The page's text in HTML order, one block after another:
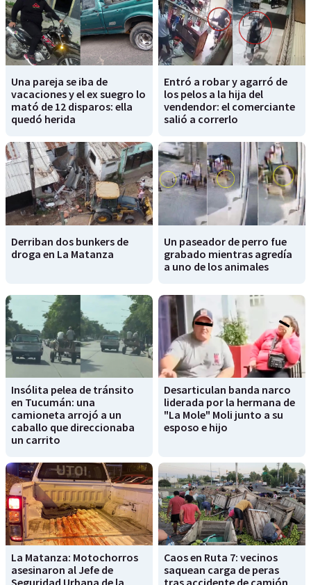
Una pareja se iba de
vacaciones y el ex suegro lo
mató de 12 disparos: ella
quedó herida
Entró a robar y agarró de
los pelos a la hija del
vendendor: el comerciante
salió a correrlo
Derriban dos bunkers de
droga en La Matanza
Un paseador de perro fue
grabado mientras agredía
a uno de los animales
Insólita pelea de tránsito
en Tucumán: una
camioneta arrojó a un
caballo que direccionaba
un carrito
Desarticulan banda narco
liderada por la hermana de
"La Mole" Moli junto a su
esposo e hijo
La Matanza: Motochorros
asesinaron al Jefe de
Seguridad Urbana de la
Caos en Ruta 7: vecinos
saquean carga de peras
tras accidente de camión